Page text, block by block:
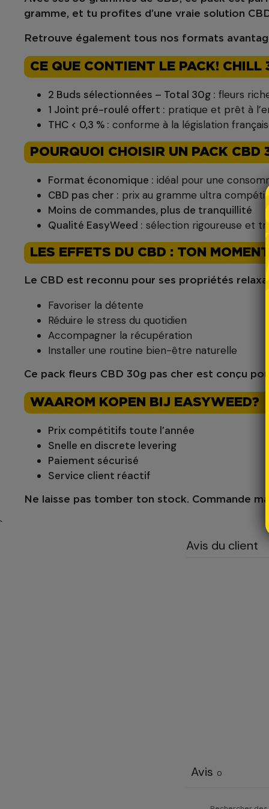
gramme, et tu profites d’une vraie solution
Retrouve également tous nos formats
CE QUE CONTIENT LE PACK! CHILL
2 Buds sélectionnées – Total 30g : fleurs
1 Joint pré-roulé offert : pratique et prêt à
THC < 0,3 % : conforme à la législation
POURQUOI CHOISIR UN PACK CBD
Format économique : idéal pour une
CBD pas cher : prix au gramme ultra
Moins de commandes, plus de tranquillité
Qualité EasyWeed : sélection rigoureuse et
LES EFFETS DU CBD : TON
Le CBD est reconnu pour ses propriétés
Favoriser la détente
Réduire le stress du quotidien
Accompagner la récupération
Installer une routine bien-être naturelle
Ce pack fleurs CBD 30g pas cher est conçu
WAAROM KOPEN BIJ EASYWEED?
Prix compétitifs toute l’année
Snelle en discrete levering
Paiement sécurisé
Service client réactif
Ne laisse pas tomber ton stock. Commande
`
Avis du client
Avis 0